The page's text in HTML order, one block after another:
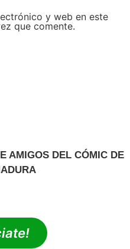
y web en este
que comente.
AMIGOS DEL CÓMIC DE